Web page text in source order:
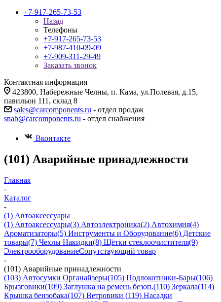
+7-917-265-73-53
Назад
Телефоны
+7-917-265-73-53
+7-987-410-09-09
+7-909-311-29-49
Заказать звонок
Контактная информация
423800, Набережные Челны, п. Кама, ул.Полевая, д.15,
павильон 111, склад 8
sales@carcomponents.ru - отдел продаж
snab@carcomponents.ru - отдел снабжения
Вконтакте
(101) Аварийные принадлежности
Главная
-
Каталог
-
(1) Автоаксессуары
(1) Автоаксессуары(3) Автоэлектроника(2) Автохимия(4)
Ароматизаторы(5) Инструменты и Оборудование(6) Детские
товары(7) Чехлы Накидки(8) Щётки стеклоочистителя(9)
ЭлектрооборудованиеСопутствующий товар
-
(101) Аварийные принадлежности
(103) Автосумки Органайзеры(105) Подлокотники-Бары(106)
Брызговики(109) Заглушка на ремень безоп.(110) Зеркала(114)
Крышка бензобака(107) Ветровики (119) Насадки